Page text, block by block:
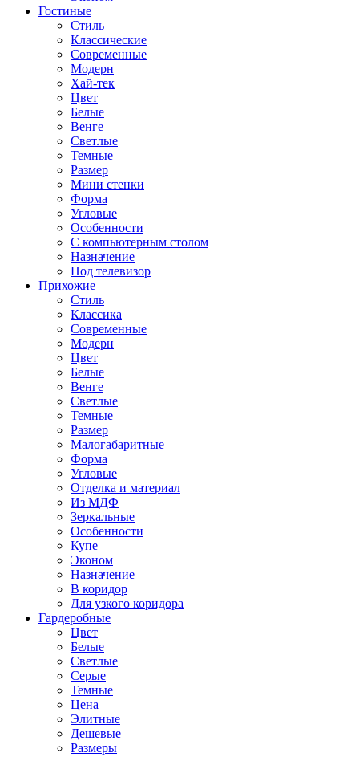
Гостиные
Стиль
Классические
Современные
Модерн
Хай-тек
Цвет
Белые
Венге
Светлые
Темные
Размер
Мини стенки
Форма
Угловые
Особенности
С компьютерным столом
Назначение
Под телевизор
Прихожие
Стиль
Классика
Современные
Модерн
Цвет
Белые
Венге
Светлые
Темные
Размер
Малогабаритные
Форма
Угловые
Отделка и материал
Из МДФ
Зеркальные
Особенности
Купе
Эконом
Назначение
В коридор
Для узкого коридора
Гардеробные
Цвет
Белые
Светлые
Серые
Темные
Цена
Элитные
Дешевые
Размеры